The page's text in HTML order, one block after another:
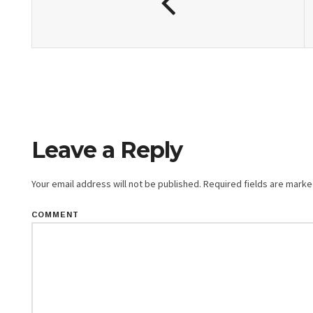
Leave a Reply
Your email address will not be published. Required fields are
COMMENT